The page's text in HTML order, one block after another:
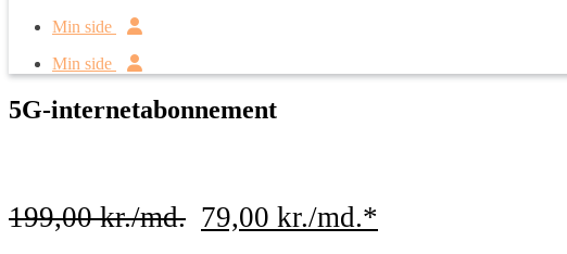
Min side
Min side
5G-internetabonnement
199,00kr./md. 79,00 kr./md.*